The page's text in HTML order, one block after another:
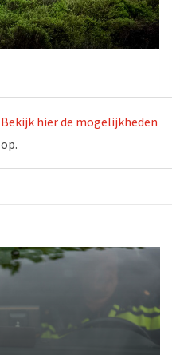
Bekijk hier de mogelijkheden